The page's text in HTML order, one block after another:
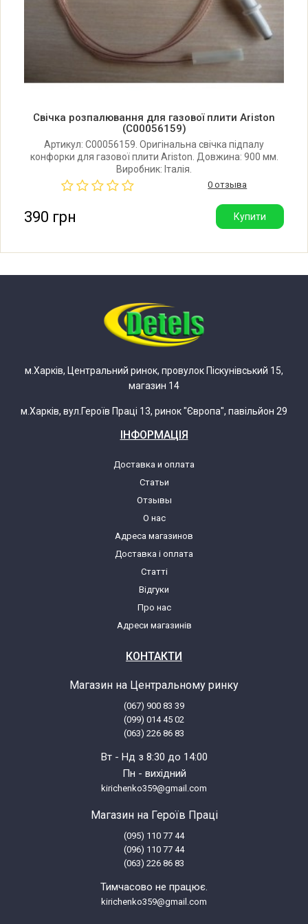
Свічка розпалювання для газової плити Ariston
(C00056159)
Артикул: C00056159. Оригінальна свічка підпалу
конфорки для газової плити Ariston. Довжина: 900 мм.
Виробник: Італія.
0 отзыва
390 грн Купити
м.Харків, Центральний ринок, провулок Піскунівський 15,
магазин 14
м.Харків, вул.Героїв Праці 13, ринок "Європа", павільйон 29
ІНФОРМАЦІЯ
Доставка и оплата
Статьи
Отзывы
О нас
Адреса магазинов
Доставка і оплата
Статті
Відгуки
Про нас
Адреси магазинів
КОНТАКТИ
Магазин на Центральному ринку
(067) 900 83 39
(099) 014 45 02
(063) 226 86 83
Вт - Нд з 8:30 до 14:00
Пн - вихідний
kirichenko359@gmail.com
Магазин на Героїв Праці
(095) 110 77 44
(096) 110 77 44
(063) 226 86 83
Тимчасово не працює.
kirichenko359@gmail.com